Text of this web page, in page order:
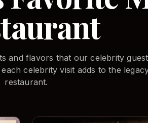
and flavors that our celebrity
celebrity visit adds to the
restaurant.